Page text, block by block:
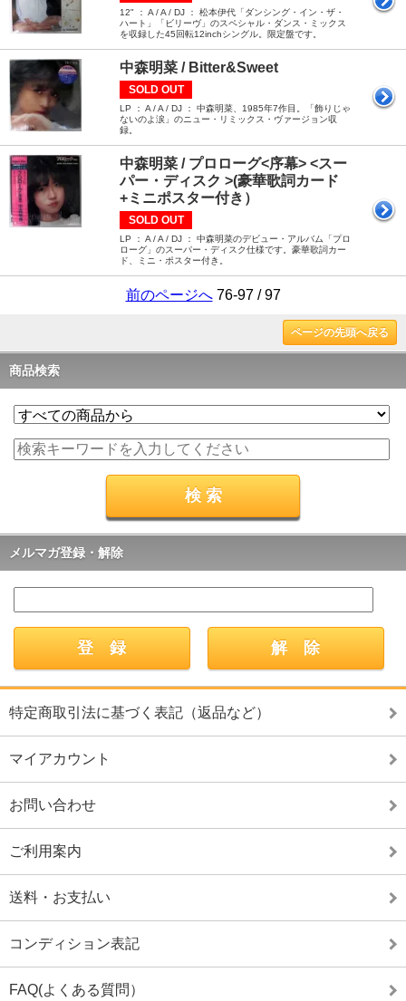
12" ： A / A / DJ ： 松本伊代「ダンシング・イン・ザ・
ハート」「ビリーヴ」のスペシャル・ダンス・ミックス
を収録した45回転12inchシングル。限定盤です。
中森明菜 / Bitter&Sweet
SOLD OUT
LP ： A / A / DJ ： 中森明菜、1985年7作目。「飾りじゃ
ないのよ涙」のニュー・リミックス・ヴァージョン収
録。
中森明菜 / プロローグ<序幕> <スー
パー・ディスク >(豪華歌詞カード
+ミニポスター付き）
SOLD OUT
LP ： A / A / DJ ： 中森明菜のデビュー・アルバム「プロ
ローグ」のスーパー・ディスク仕様です。豪華歌詞カー
ド、ミニ・ポスター付き。
前のページへ76-97 / 97
ページの先頭へ戻る
商品検索
メルマガ登録・解除
特定商取引法に基づく表記（返品など）
マイアカウント
お問い合わせ
ご利用案内
送料・お支払い
コンディション表記
FAQ(よくある質問）